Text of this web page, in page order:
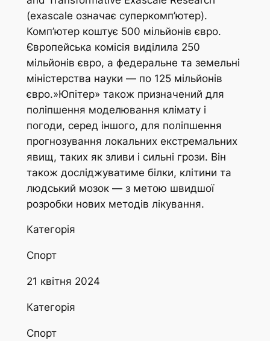
(exascale означає суперкомп’ютер).
Комп’ютер коштує 500 мільйонів євро.
Європейська комісія виділила 250
мільйонів євро, а федеральне та земельні
міністерства науки — по 125 мільйонів
євро.»Юпітер» також призначений для
поліпшення моделювання клімату і
погоди, серед іншого, для поліпшення
прогнозування локальних екстремальних
явищ, таких як зливи і сильні грози. Він
також досліджуватиме білки, клітини та
людський мозок — з метою швидшої
розробки нових методів лікування.
Категорія
Спорт
21 квітня 2024
Категорія
Спорт